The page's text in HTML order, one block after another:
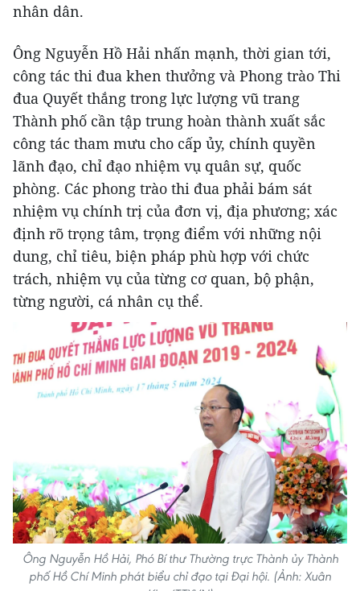
nhân dân.
Ông Nguyễn Hồ Hải nhấn mạnh, thời gian tới,
công tác thi đua khen thưởng và Phong trào Thi
đua Quyết thắng trong lực lượng vũ trang
Thành phố cần tập trung hoàn thành xuất sắc
công tác tham mưu cho cấp ủy, chính quyền
lãnh đạo, chỉ đạo nhiệm vụ quân sự, quốc
phòng. Các phong trào thi đua phải bám sát
nhiệm vụ chính trị của đơn vị, địa phương; xác
định rõ trọng tâm, trọng điểm với những nội
dung, chỉ tiêu, biện pháp phù hợp với chức
trách, nhiệm vụ của từng cơ quan, bộ phận,
từng người, cá nhân cụ thể.
Ông Nguyễn Hồ Hải, Phó Bí thư Thường trực Thành ủy Thành
phố Hồ Chí Minh phát biểu chỉ đạo tại Đại hội. (Ảnh: Xuân